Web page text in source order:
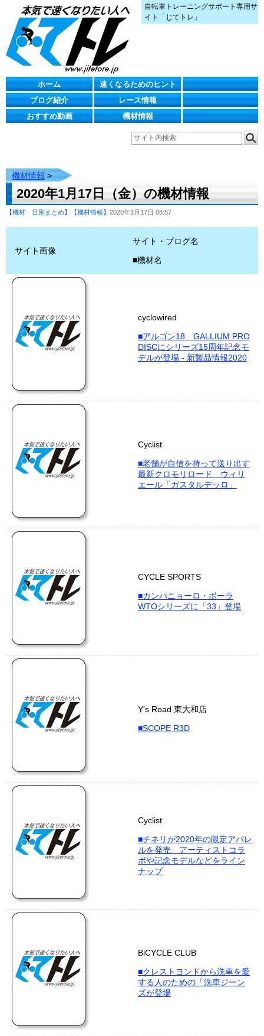
自転車トレーニングサポート専用サ
イト「じてトレ」
ホーム
速くなるためのヒント
ブログ紹介
レース情報
おすすめ動画
機材情報
機材情報 >
2020年1月17日（金）の機材情報
【機材 日別まとめ】 【機材情報】 2020年1月17日 08:57
サイト画像
サイト・ブログ名
■機材名
cyclowired
■アルゴン18 GALLIUM PRO
DISCにシリーズ15周年記念モ
デルが登場 - 新製品情報2020
Cyclist
■老舗が自信を持って送り出す
最新クロモリロード ウィリ
エール「ガスタルデッロ」
CYCLE SPORTS
■カンパニョーロ・ボーラ
WTOシリーズに「33」登場
Y's Road 東大和店
■SCOPE R3D
Cyclist
■チネリが2020年の限定アパレ
ルを発売 アーティストコラ
ボや記念モデルなどをライン
ナップ
BiCYCLE CLUB
■クレストヨンドから洗車を愛
する人のための「洗車ジーン
ズが登場